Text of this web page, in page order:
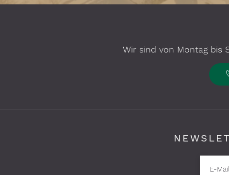
Wir sind von Montag bis
E-Mail